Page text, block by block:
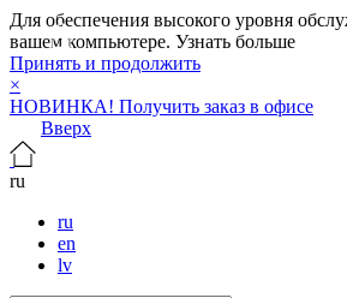
Для обеспечения высокого уровня
вашем компьютере. Узнать больше
Принять и продолжить
×
НОВИНКА! Получить заказ в офисе
Вверх
ru
ru
en
lv